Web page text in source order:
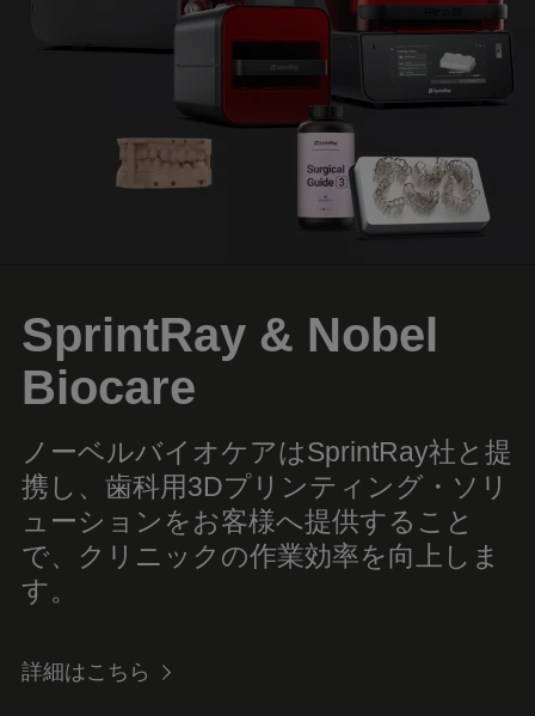
SprintRay & Nobel
Biocare
ノーベルバイオケアはSprintRay社と提
携し、歯科用3Dプリンティング・ソリ
ューションをお客様へ提供すること
で、クリニックの作業効率を向上しま
す。
詳細はこちら